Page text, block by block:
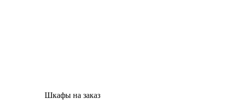
Шкафы на заказ